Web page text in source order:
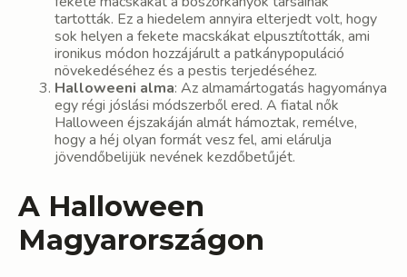
tartották. Ez a hiedelem annyira elterjedt volt, hogy
sok helyen a fekete macskákat elpusztították, ami
ironikus módon hozzájárult a patkánypopuláció
növekedéséhez és a pestis terjedéséhez.
Halloweeni alma: Az almamártogatás hagyománya
egy régi jóslási módszerből ered. A fiatal nők
Halloween éjszakáján almát hámoztak, remélve,
hogy a héj olyan formát vesz fel, ami elárulja
jövendőbelijük nevének kezdőbetűjét.
A Halloween
Magyarországon